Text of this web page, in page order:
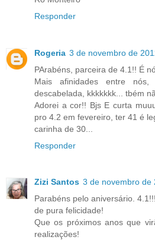
Responder
Rogeria 3 de novembro de
PArabéns, parceira de 4.1!! É
Mais afinidades entre
descabelada, kkkkkkk... tbém
Adorei a cor!! Bjs E curta
pro 4.2 em fevereiro, ter 41 é
carinha de 30...
Responder
Zizi Santos 3 de novembro de
Parabéns pelo aniversário.
de pura felicidade!
Que os próximos anos que
realizações!